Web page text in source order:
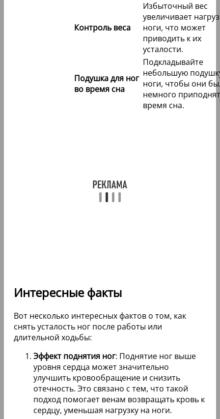
Контроль веса
Избыточный вес
увеличивает
ноги, что может
приводить к их
усталости.
Подушка для ног
во время сна
Подкладывайте
небольшую
ноги, чтобы они
немного
время сна.
Интересные факты
Вот несколько интересных фактов о том, как
снять усталость ног после работы или
длительной ходьбы:
Эффект поднятия ног: Поднятие ног выше
уровня сердца может значительно
улучшить кровообращение и снизить
отечность. Это связано с тем, что такой
подход помогает венам возвращать кровь к
сердцу, уменьшая нагрузку на ноги.